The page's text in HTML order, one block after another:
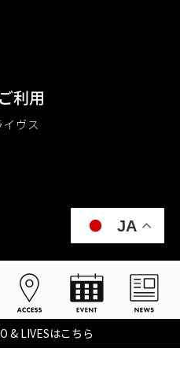
& LIVESはこちら
利⽤
ヴス
JA